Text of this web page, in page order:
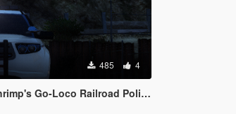
485 4
Go-Loco Railroad Police Pack